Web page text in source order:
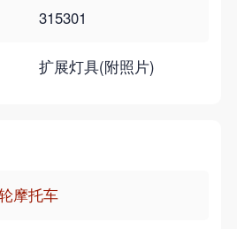
315301
扩展灯具(附照片)
摩托车